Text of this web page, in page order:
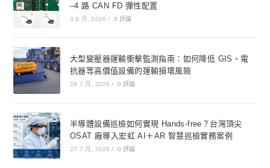
–4 路 CAN FD 彈性配置
3 8 月, 2026 / 0 評論
大型變壓器運輸衝擊監測指南：如何降低 GIS、電
抗器等高價值設備的運輸損壞風險
29 7 月, 2026 / 0 評論
半導體設備巡檢如何實現 Hands-free？台灣頂尖
OSAT 廠導入宏虹 AI＋AR 智慧巡檢實務案例
27 7 月, 2026 / 0 評論